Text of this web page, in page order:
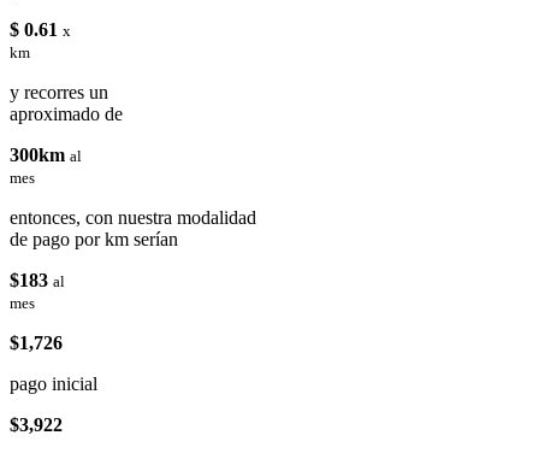
$ 0.61 x
km
y recorres un
aproximado de
300km al
mes
entonces, con nuestra modalidad
de pago por km serían
$183 al
mes
$1,726
pago inicial
$3,922